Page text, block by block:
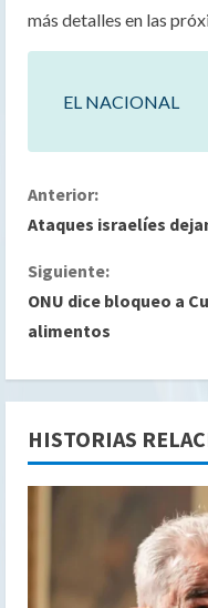
más detalles en las
EL NACIONAL
S
g
u
e
l
e
Anterior:
Ataques israelíes
Siguiente:
ONU dice bloqueo a
alimentos
HISTORIAS